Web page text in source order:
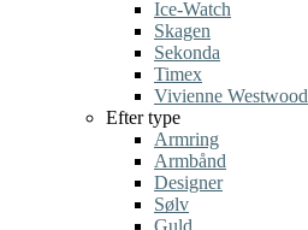
Ice-Watch
Skagen
Sekonda
Timex
Vivienne Westwood
Efter type
Armring
Armbånd
Designer
Sølv
Guld